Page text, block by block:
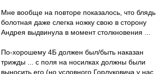
Мне вообще на повторе показалось, что блядь
болотная даже слегка ножку свою в сторону
Андрея выдвинула в момент столкновения ...
По-хорошему 4Б должен был/быть наказан
трижды ... с поля на носилках должны были
выносить его (но условного Горлуковича у нас